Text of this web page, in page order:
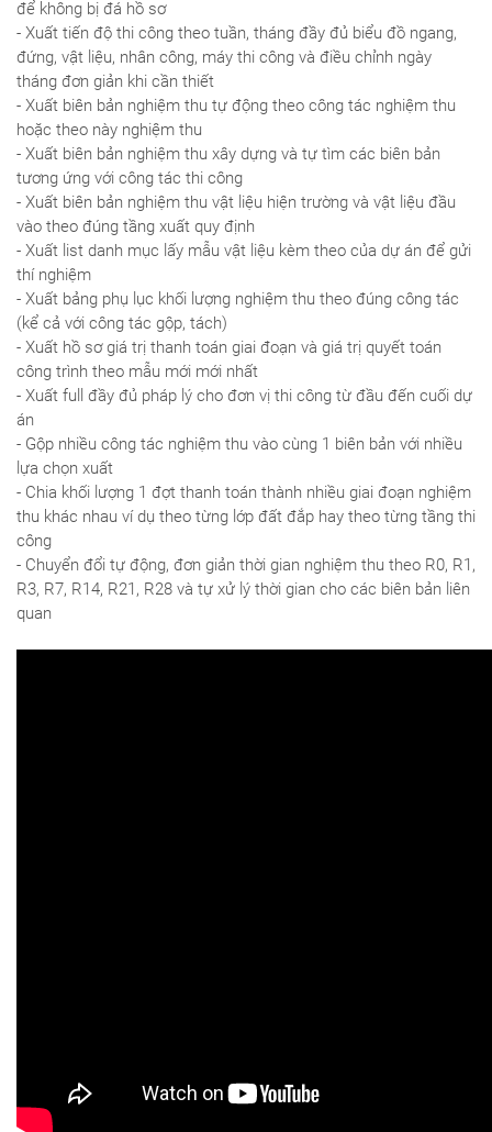
để không bị đá hồ sơ
- Xuất tiến độ thi công theo tuần, tháng đầy đủ biểu đồ ngang,
đứng, vật liệu, nhân công, máy thi công và điều chỉnh ngày
tháng đơn giản khi cần thiết
- Xuất biên bản nghiệm thu tự động theo công tác nghiệm thu
hoặc theo này nghiệm thu
- Xuất biên bản nghiệm thu xây dựng và tự tìm các biên bản
tương ứng với công tác thi công
- Xuất biên bản nghiệm thu vật liệu hiện trường và vật liệu đầu
vào theo đúng tầng xuất quy định
- Xuất list danh mục lấy mẫu vật liệu kèm theo của dự án để gửi
thí nghiệm
- Xuất bảng phụ lục khối lượng nghiệm thu theo đúng công tác
(kể cả với công tác gộp, tách)
- Xuất hồ sơ giá trị thanh toán giai đoạn và giá trị quyết toán
công trình theo mẫu mới mới nhất
- Xuất full đầy đủ pháp lý cho đơn vị thi công từ đầu đến cuối dự
án
- Gộp nhiều công tác nghiệm thu vào cùng 1 biên bản với nhiều
lựa chọn xuất
- Chia khối lượng 1 đợt thanh toán thành nhiều giai đoạn nghiệm
thu khác nhau ví dụ theo từng lớp đất đắp hay theo từng tầng thi
công
- Chuyển đổi tự động, đơn giản thời gian nghiệm thu theo R0, R1,
R3, R7, R14, R21, R28 và tự xử lý thời gian cho các biên bản liên
quan